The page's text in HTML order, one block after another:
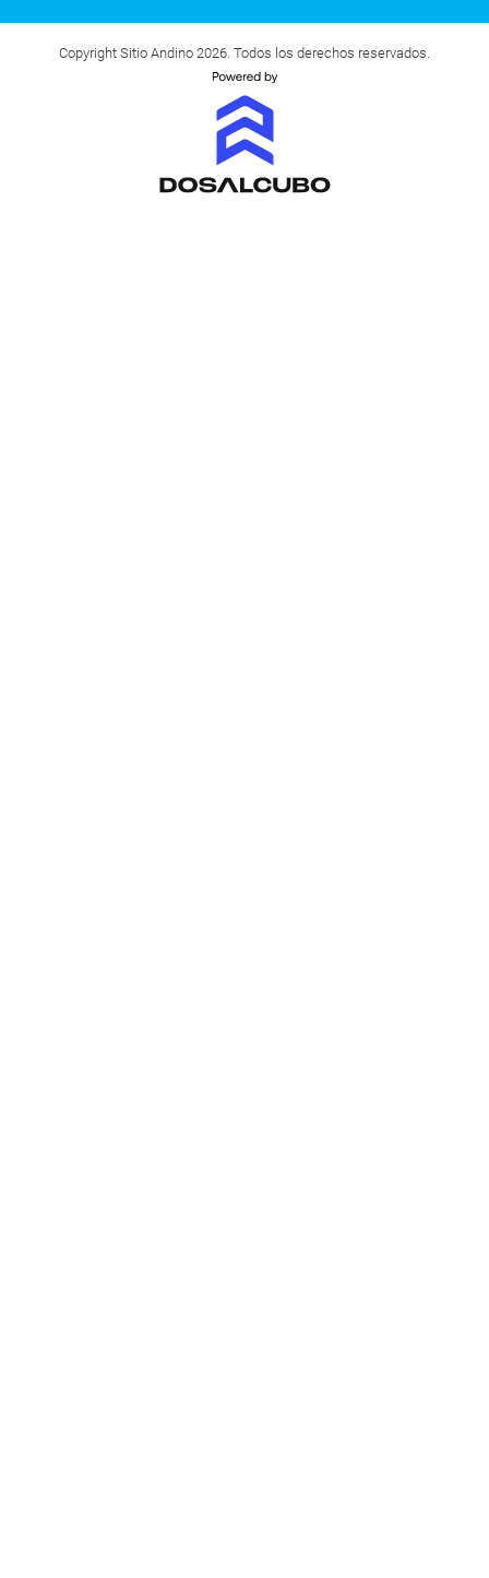
Copyright Sitio Andino 2026. Todos los derechos reservados.